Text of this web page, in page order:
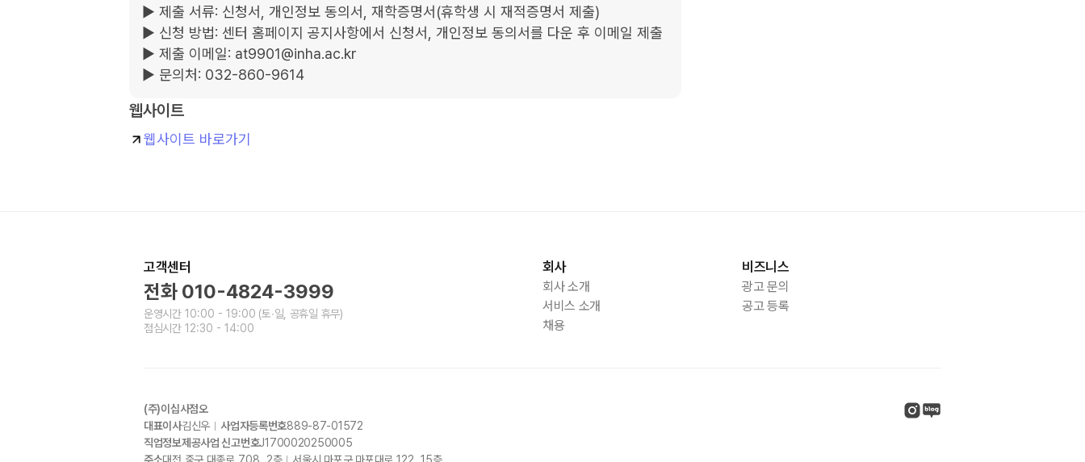
▶ 제출 서류: 신청서, 개인정보 동의서, 재학증명서(휴학생 시 재적증명서 제출)
▶ 신청 방법: 센터 홈페이지 공지사항에서 신청서, 개인정보 동의서를 다운 후 이메일 제출
▶ 제출 이메일: at9901@inha.ac.kr
▶ 문의처: 032-860-9614
웹사이트
웹사이트 바로가기
고객센터
전화 010-4824-3999
운영시간 10:00 - 19:00 (토∙일, 공휴일 휴무)
점심시간 12:30 - 14:00
회사
회사 소개
서비스 소개
채용
비즈니스
광고 문의
공고 등록
(주)이십사점오
대표이사김신우 사업자등록번호889-87-01572
직업정보제공사업 신고번호J1700020250005